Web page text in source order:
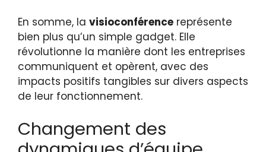
En somme, la visioconférence représente
bien plus qu’un simple gadget. Elle
révolutionne la manière dont les entreprises
communiquent et opèrent, avec des
impacts positifs tangibles sur divers aspects
de leur fonctionnement.
Changement des